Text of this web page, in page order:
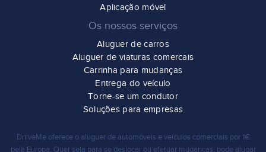
Aplicação móvel
Os nossos serviços
Aluguer de carros
Aluguer de viaturas comercais
Carrinha para mudanças
Entrega do veículo
Torne-se um condutor
Soluções para empresas
DriiveMe oferece o aluguer de automóveis e veículos comerciais por 1€
pela Europa. Quer seja para se deslocarou efetuar mudanças, pode alugar